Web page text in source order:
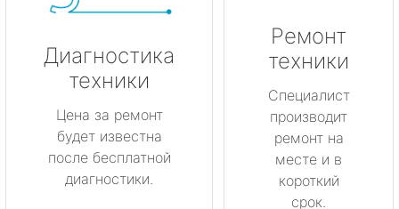
Диагностика
техники
Цена за ремонт
будет известна
после бесплатной
диагностики.
Ремонт
техники
Специалист
производит
ремонт на
месте и в
короткий
срок.